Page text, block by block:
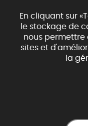
Nous contacter
Renvoyer des articles
Commande rapide catalogue
En cliquant sur
le stockage de
nous permettre
sites et
la